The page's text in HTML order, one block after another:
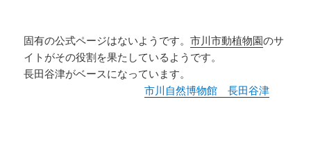
固有の公式ページはないようです。市川市動植物園のサ
イトがその役割を果たしているようです。
長田谷津がベースになっています。
市川自然博物館 長田谷津